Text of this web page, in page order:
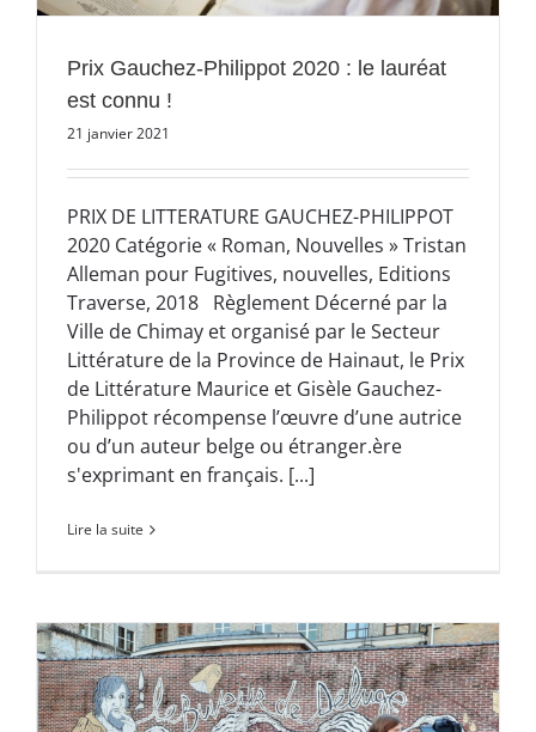
Prix Gauchez-Philippot 2020 : le lauréat
est connu !
21 janvier 2021
PRIX DE LITTERATURE GAUCHEZ-PHILIPPOT
2020 Catégorie « Roman, Nouvelles » Tristan
Alleman pour Fugitives, nouvelles, Editions
Traverse, 2018 Règlement Décerné par la
Ville de Chimay et organisé par le Secteur
Littérature de la Province de Hainaut, le Prix
de Littérature Maurice et Gisèle Gauchez-
Philippot récompense l’œuvre d’une autrice
ou d’un auteur belge ou étranger.ère
s'exprimant en français. [...]
Lire la suite